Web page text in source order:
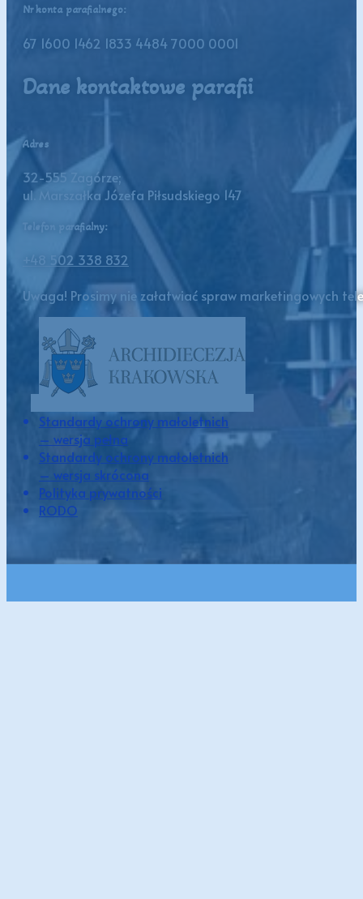
Nr konta parafialnego:
67 1600 1462 1833 4484 7000 0001
Dane kontaktowe parafii
Adres
32-555 Zagórze;
ul. Marszałka Józefa Piłsudskiego 147
Telefon parafialny:
+48 502 338 832
Uwaga! Prosimy nie załatwiać spraw marketingowych
Standardy ochrony małoletnich
– wersja pełna
Standardy ochrony małoletnich
– wersja skrócona
Polityka prywatności
RODO